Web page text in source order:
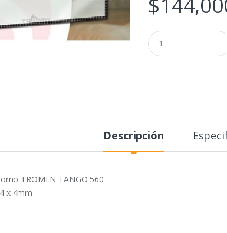
Q
u
a
Descripción
TROMEN TANGO 560
x 4mm